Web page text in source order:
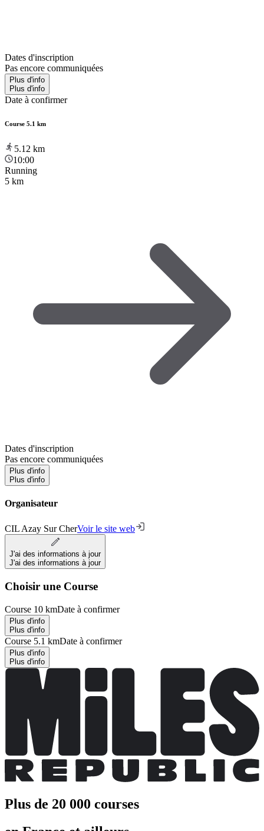
Dates d'inscription
Pas encore communiquées
Plus d'info
Plus d'info
Date à confirmer
Course 5.1 km
5.12 km
10:00
Running
5 km
Dates d'inscription
Pas encore communiquées
Plus d'info
Plus d'info
Organisateur
CIL Azay Sur CherVoir le site web
J'ai des informations à jour
J'ai des informations à jour
Choisir une Course
Course 10 kmDate à confirmer
Plus d'info
Plus d'info
Course 5.1 kmDate à confirmer
Plus d'info
Plus d'info
Plus de 20 000 courses